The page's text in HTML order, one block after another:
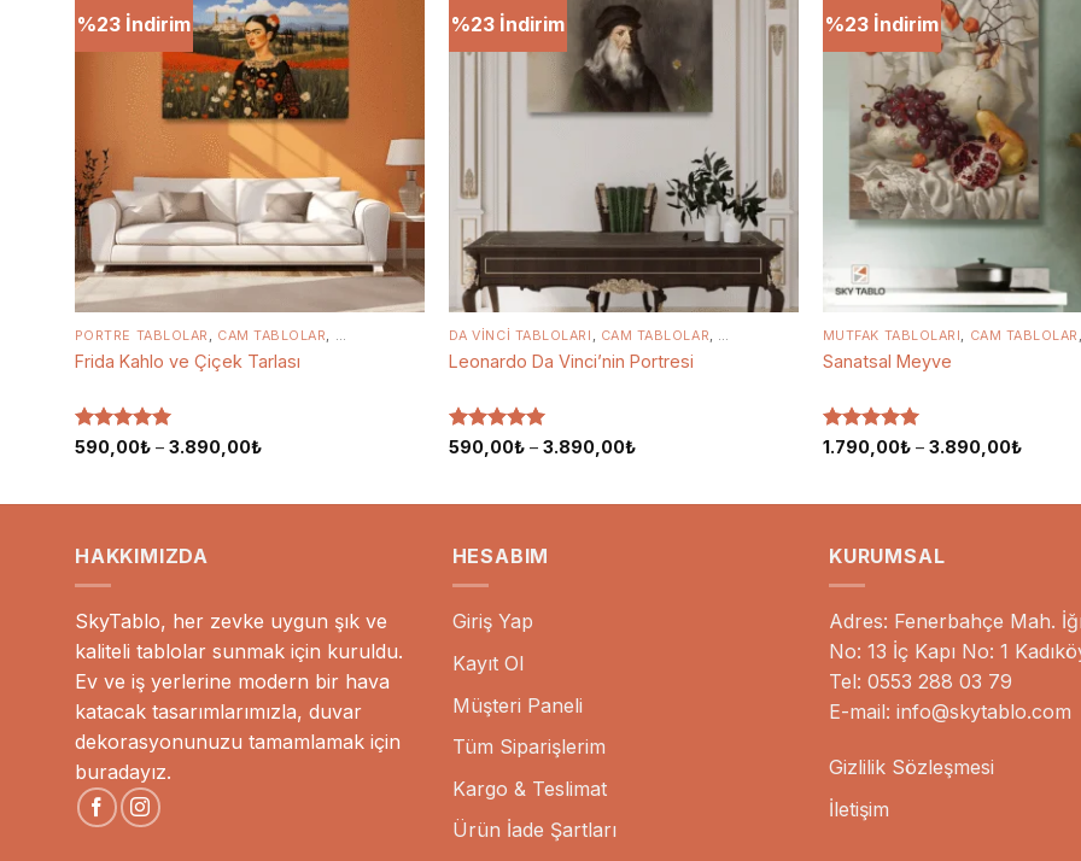
%23 İndirim
PORTRE TABLOLAR , CAM TABLOLAR, KANVAS TABLOLAR ,SALON TABLOLARI
Frida Kahlo ve Çiçek Tarlası
5 üzerinden
590,00₺ – 3.890,00₺Fiyat
%23 İndirim
DA VINCI TABLOLARI , CAM TABLOLAR, KANVAS TABLOLAR,ÜNLÜ RESSAMLARIN TABLOLARI
Leonardo Da Vinci’nin Portresi
5 üzerinden
590,00₺ – 3.890,00₺Fiyat
%23 İndirim
MUTFAK TABLOLARI, CAM TABLOLAR ,
Sanatsal Meyve
5 üzerinden
1.790,00₺ – 3.890,00₺Fiyat
TABLOLARI ,SALON TABLOLARI,YATAK ODASI TABLOLARI
HAKKIMIZDA
SkyTablo, her zevke uygun şık ve
kaliteli tablolar sunmak için kuruldu.
Ev ve iş yerlerine modern bir hava
katacak tasarımlarımızla, duvar
dekorasyonunuzu tamamlamak için
buradayız.
HESABIM
Giriş Yap
Kayıt Ol
Müşteri Paneli
Tüm Siparişlerim
Kargo & Teslimat
Ürün İade Şartları
KURUMSAL
Adres: Fenerbahçe Mah.
No: 13 İç Kapı No: 1
Tel: 0553 288 03 79
E-mail: info@skytablo.com
Gizlilik Sözleşmesi
İletişim